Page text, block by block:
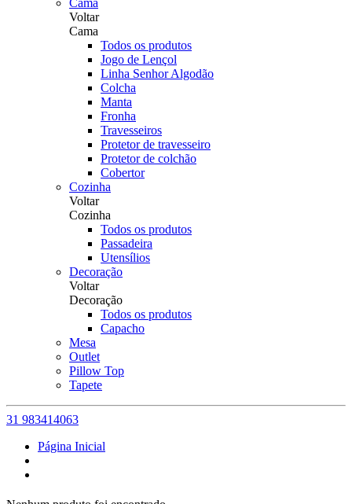
Cama
Voltar
Cama
Todos os produtos
Jogo de Lençol
Linha Senhor Algodão
Colcha
Manta
Fronha
Travesseiros
Protetor de travesseiro
Protetor de colchão
Cobertor
Cozinha
Voltar
Cozinha
Todos os produtos
Passadeira
Utensílios
Decoração
Voltar
Decoração
Todos os produtos
Capacho
Mesa
Outlet
Pillow Top
Tapete
31 983414063
Página Inicial